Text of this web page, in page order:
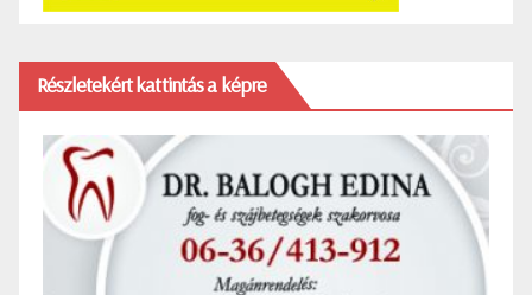
Részletekért kattintás a képre